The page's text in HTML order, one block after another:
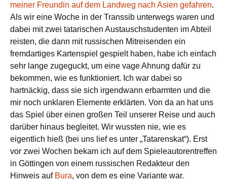
meiner Freundin auf dem Landweg nach Asien gefahren.
Als wir eine Woche in der Transsib unterwegs waren und
dabei mit zwei tatarischen Austauschstudenten im Abteil
reisten, die dann mit russischen Mitreisenden ein
fremdartiges Kartenspiel gespielt haben, habe ich einfach
sehr lange zugeguckt, um eine vage Ahnung dafür zu
bekommen, wie es funktioniert. Ich war dabei so
hartnäckig, dass sie sich irgendwann erbarmten und die
mir noch unklaren Elemente erklärten. Von da an hat uns
das Spiel über einen großen Teil unserer Reise und auch
darüber hinaus begleitet. Wir wussten nie, wie es
eigentlich hieß (bei uns lief es unter „Tatarenskat“). Erst
vor zwei Wochen bekam ich auf dem Spieleautorentreffen
in Göttingen von einem russischen Redakteur den
Hinweis auf Bura, von dem es eine Variante war.